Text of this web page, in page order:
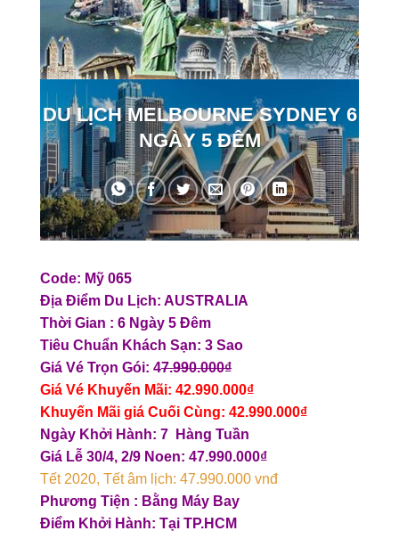
DU LỊCH MELBOURNE SYDNEY 6
NGÀY 5 ĐÊM
Code: Mỹ 065
Địa Điểm Du Lịch: AUSTRALIA
Thời Gian : 6 Ngày 5 Đêm
Tiêu Chuẩn Khách Sạn: 3 Sao
Giá Vé Trọn Gói: 47.990.000₫
Giá Vé Khuyến Mãi: 42.990.000₫
Khuyến Mãi giá Cuối Cùng: 42.990.000₫
Ngày Khởi Hành: 7 Hàng Tuần
Giá Lễ 30/4, 2/9 Noen: 47.990.000₫
Tết 2020, Tết âm lịch: 47.990.000 vnđ
Phương Tiện : Bằng Máy Bay
Điểm Khởi Hành: Tại TP.HCM